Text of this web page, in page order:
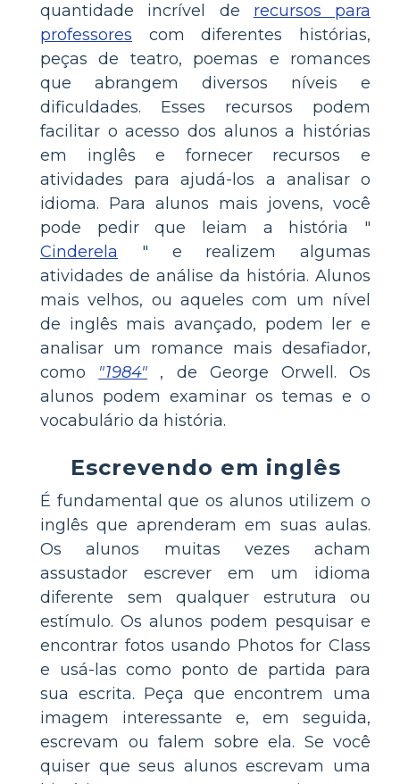
quantidade incrível de recursos para
professores com diferentes histórias,
peças de teatro, poemas e romances
que abrangem diversos níveis e
dificuldades. Esses recursos podem
facilitar o acesso dos alunos a histórias
em inglês e fornecer recursos e
atividades para ajudá-los a analisar o
idioma. Para alunos mais jovens, você
pode pedir que leiam a história "
Cinderela " e realizem algumas
atividades de análise da história. Alunos
mais velhos, ou aqueles com um nível
de inglês mais avançado, podem ler e
analisar um romance mais desafiador,
como "1984" , de George Orwell. Os
alunos podem examinar os temas e o
vocabulário da história.
Escrevendo em inglês
É fundamental que os alunos utilizem o
inglês que aprenderam em suas aulas.
Os alunos muitas vezes acham
assustador escrever em um idioma
diferente sem qualquer estrutura ou
estímulo. Os alunos podem pesquisar e
encontrar fotos usando Photos for Class
e usá-las como ponto de partida para
sua escrita. Peça que encontrem uma
imagem interessante e, em seguida,
escrevam ou falem sobre ela. Se você
quiser que seus alunos escrevam uma